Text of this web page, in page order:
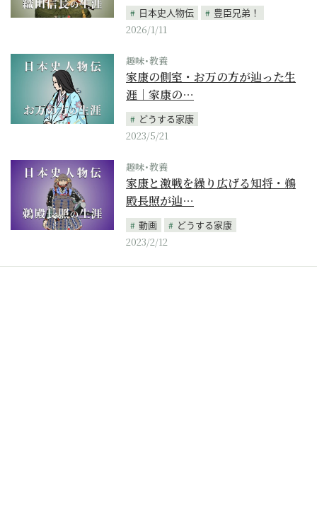
日本史人物伝
豊臣兄弟！
2026/1/11
趣味･教養
家康の側室・お万の方が辿った生
涯｜家康の…
どうする家康
2023/5/21
趣味･教養
家康と激戦を繰り広げる知将・鵜
殿長照が辿…
動画
どうする家康
2023/2/12